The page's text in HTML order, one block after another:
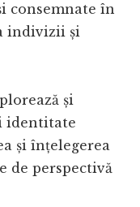
consemnate în
indivizii și
și
identitate
și înțelegerea
de perspectivă